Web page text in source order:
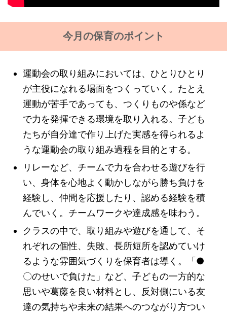
今月の保育のポイント
運動会の取り組みにおいては、ひとりひとり
が主役になれる場面をつくっていく。たとえ
運動が苦手であっても、つくりものや係など
で力を発揮できる環境を取り入れる。子ども
たちが自分達で作り上げた実感を得られるよ
うな運動会の取り組み過程を目的とする。
リレーなど、チームで力を合わせる遊びを行
い、身体を心地よく動かしながら勝ち負けを
経験し、仲間を応援したり、認める経験を積
んでいく。チームワークや達成感を味わう。
クラスの中で、取り組みや遊びを通して、そ
れぞれの個性、失敗、長所短所を認めていけ
るような雰囲気づくりを保育者は導く。「●
〇のせいで負けた」など、子どもの一方的な
思いや葛藤を良い材料とし、反対側にいる友
達の気持ちや未来の結果へのつながり方つい